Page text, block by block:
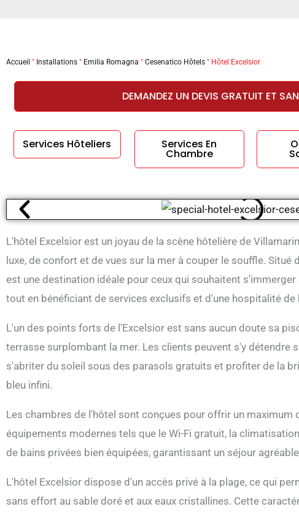
Accueil " Installations " Emilia Romagna " Cesenatico Hôtels " Hôtel Excelsior
DEMANDEZ UN DEVIS GRATUIT ET
Services Hôteliers Services En
Chambre
L'hôtel Excelsior est un joyau de la scène hôtelière de
luxe, de confort et de vues sur la mer à couper le souffle.
est une destination idéale pour ceux qui souhaitent
tout en bénéficiant de services exclusifs et d'une hospitalité de
L'un des points forts de l'Excelsior est sans aucun doute sa
terrasse surplombant la mer. Les clients peuvent s'y détendre
s'abriter du soleil sous des parasols gratuits et profiter de la
bleu infini.
Les chambres de l'hôtel sont conçues pour offrir un
équipements modernes tels que le Wi-Fi gratuit, la
de bains privées bien équipées, garantissant un séjour
L'hôtel Excelsior dispose d'un accès privé à la plage, ce qui
sans effort au sable doré et aux eaux cristallines. Cette